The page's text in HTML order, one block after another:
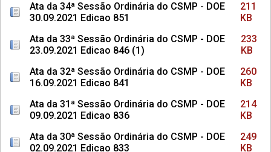
Ata da 34ª Sessão Ordinária do CSMP - DOE
30.09.2021 Edicao 851
211
KB
Ata da 33ª Sessão Ordinária do CSMP - DOE
23.09.2021 Edicao 846 (1)
233
KB
Ata da 32ª Sessão Ordinária do CSMP - DOE
16.09.2021 Edicao 841
260
KB
Ata da 31ª Sessão Ordinária do CSMP - DOE
09.09.2021 Edicao 836
214
KB
Ata da 30ª Sessão Ordinária do CSMP - DOE
02.09.2021 Edicao 833
249
KB